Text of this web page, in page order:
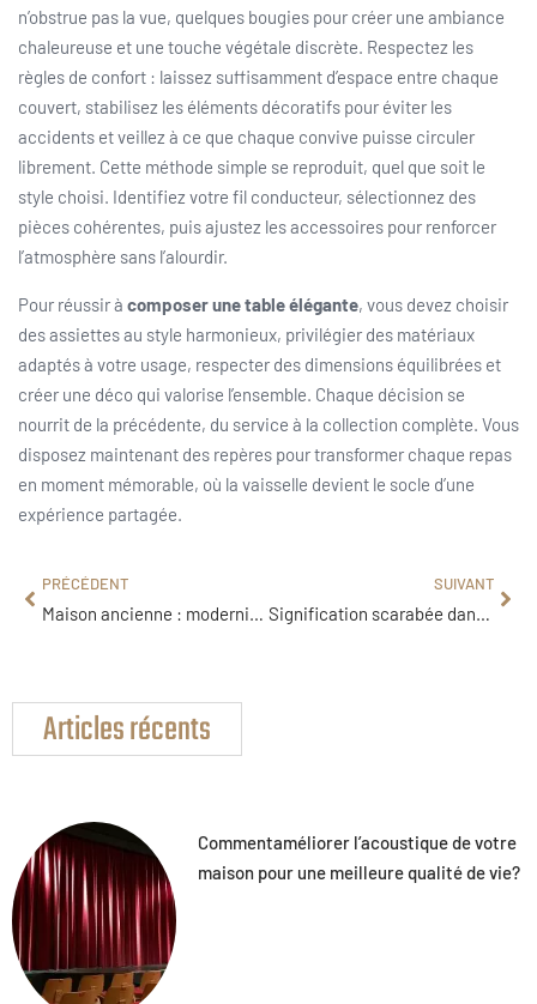
n’obstrue pas la vue, quelques bougies pour créer une ambiance
chaleureuse et une touche végétale discrète. Respectez les
règles de confort : laissez suffisamment d’espace entre chaque
couvert, stabilisez les éléments décoratifs pour éviter les
accidents et veillez à ce que chaque convive puisse circuler
librement. Cette méthode simple se reproduit, quel que soit le
style choisi. Identifiez votre fil conducteur, sélectionnez des
pièces cohérentes, puis ajustez les accessoires pour renforcer
l’atmosphère sans l’alourdir.
Pour réussir à composer une table élégante, vous devez choisir
des assiettes au style harmonieux, privilégier des matériaux
adaptés à votre usage, respecter des dimensions équilibrées et
créer une déco qui valorise l’ensemble. Chaque décision se
nourrit de la précédente, du service à la collection complète. Vous
disposez maintenant des repères pour transformer chaque repas
en moment mémorable, où la vaisselle devient le socle d’une
expérience partagée.
PRÉCÉDENT
Maison ancienne : moderniser sans dénaturer le charme existant
SUIVANT
Signification scarabée dans la maison : le signe d’une renaissance ?
Articles récents
Commentaméliorer l’acoustique de votre
maison pour une meilleure qualité de vie?